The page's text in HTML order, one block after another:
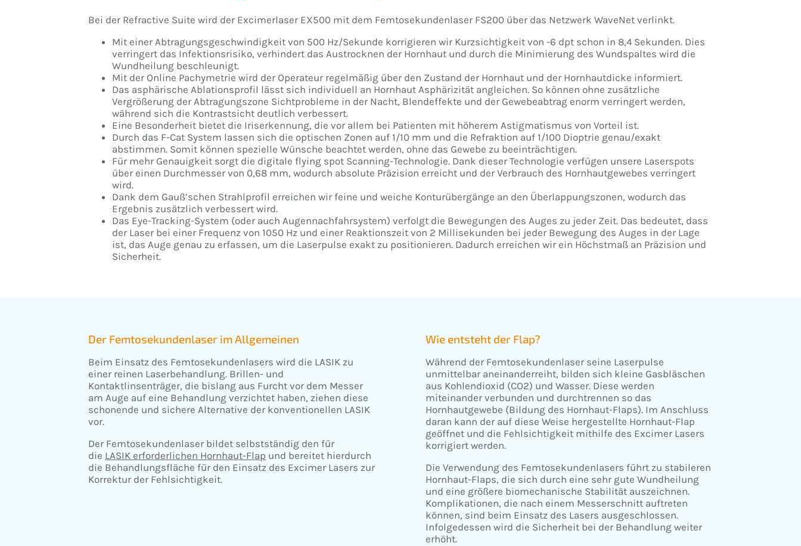
Bei der Refractive Suite wird der Excimerlaser EX500 mit dem Femtosekundenlaser FS200 über das Netzwerk WaveNet verlinkt.
Mit einer Abtragungsgeschwindigkeit von 500 Hz/Sekunde korrigieren wir Kurzsichtigkeit von -6 dpt schon in 8,4 Sekunden. Dies
verringert das Infektionsrisiko, verhindert das Austrocknen der Hornhaut und durch die Minimierung des Wundspaltes wird die
Wundheilung beschleunigt.
Mit der Online Pachymetrie wird der Operateur regelmäßig über den Zustand der Hornhaut und der Hornhautdicke informiert.
Das asphärische Ablationsprofil lässt sich individuell an Hornhaut Asphärizität angleichen. So können ohne zusätzliche
Vergrößerung der Abtragungszone Sichtprobleme in der Nacht, Blendeffekte und der Gewebeabtrag enorm verringert werden,
während sich die Kontrastsicht deutlich verbessert.
Eine Besonderheit bietet die Iriserkennung, die vor allem bei Patienten mit höherem Astigmatismus von Vorteil ist.
Durch das F-Cat System lassen sich die optischen Zonen auf 1/10 mm und die Refraktion auf 1/100 Dioptrie genau/exakt
abstimmen. Somit können spezielle Wünsche beachtet werden, ohne das Gewebe zu beeinträchtigen.
Für mehr Genauigkeit sorgt die digitale flying spot Scanning-Technologie. Dank dieser Technologie verfügen unsere Laserspots
über einen Durchmesser von 0,68 mm, wodurch absolute Präzision erreicht und der Verbrauch des Hornhautgewebes verringert
wird.
Dank dem Gauß’schen Strahlprofil erreichen wir feine und weiche Konturübergänge an den Überlappungszonen, wodurch das
Ergebnis zusätzlich verbessert wird.
Das Eye-Tracking-System (oder auch Augennachfahrsystem) verfolgt die Bewegungen des Auges zu jeder Zeit. Das bedeutet, dass
der Laser bei einer Frequenz von 1050 Hz und einer Reaktionszeit von 2 Millisekunden bei jeder Bewegung des Auges in der Lage
ist, das Auge genau zu erfassen, um die Laserpulse exakt zu positionieren. Dadurch erreichen wir ein Höchstmaß an Präzision und
Sicherheit.
Der Femtosekundenlaser im Allgemeinen
Beim Einsatz des Femtosekundenlasers wird die LASIK zu
einer reinen Laserbehandlung. Brillen- und
Kontaktlinsenträger, die bislang aus Furcht vor dem Messer
am Auge auf eine Behandlung verzichtet haben, ziehen diese
schonende und sichere Alternative der konventionellen LASIK
vor.
Der Femtosekundenlaser bildet selbstständig den für
die LASIK erforderlichen Hornhaut-Flap und bereitet hierdurch
die Behandlungsfläche für den Einsatz des Excimer Lasers zur
Korrektur der Fehlsichtigkeit.
Wie entsteht der Flap?
Während der Femtosekundenlaser seine Laserpulse
unmittelbar aneinanderreiht, bilden sich kleine Gasbläschen
aus Kohlendioxid (CO2) und Wasser. Diese werden
miteinander verbunden und durchtrennen so das
Hornhautgewebe (Bildung des Hornhaut-Flaps). Im Anschluss
daran kann der auf diese Weise hergestellte Hornhaut-Flap
geöffnet und die Fehlsichtigkeit mithilfe des Excimer Lasers
korrigiert werden.
Die Verwendung des Femtosekundenlasers führt zu stabileren
Hornhaut-Flaps, die sich durch eine sehr gute Wundheilung
und eine größere biomechanische Stabilität auszeichnen.
Komplikationen, die nach einem Messerschnitt auftreten
können, sind beim Einsatz des Lasers ausgeschlossen.
Infolgedessen wird die Sicherheit bei der Behandlung weiter
erhöht.